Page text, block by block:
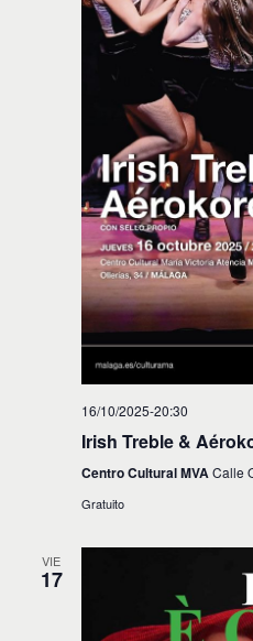
16/10/2025-20:30
Irish Treble &
Centro Cultural MVA Calle
Gratuito
VIE
17